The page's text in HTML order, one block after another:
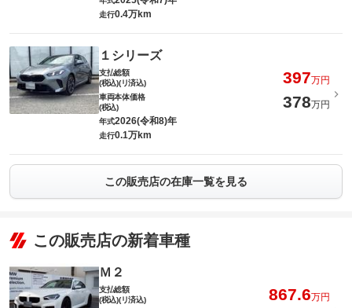
走行0.4万km
１シリーズ
支払総額
(税込)(リ済込)
397万円
車両本体価格
(税込)
378万円
年式2026(令和8)年
走行0.1万km
この販売店の在庫一覧を見る
この販売店の新着車種
Ｍ２
支払総額
(税込)(リ済込)
867.6万円